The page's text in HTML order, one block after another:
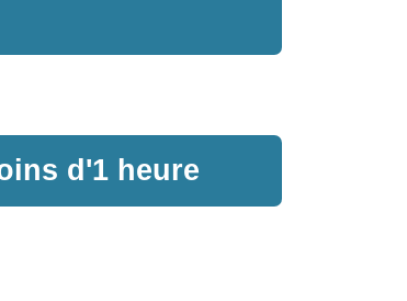
d'1 heure